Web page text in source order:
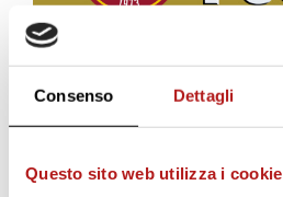
Consenso Dettagli
Questo sito web utilizza i cookie
BIGLIETTI